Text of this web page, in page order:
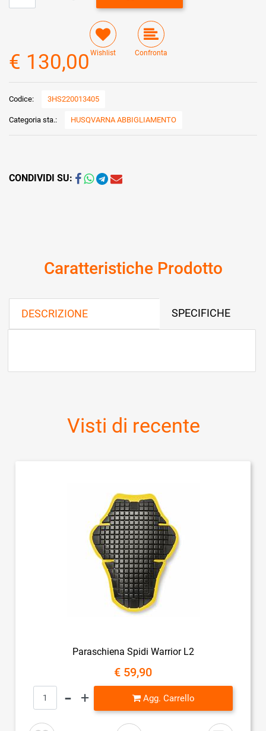
Wishlist Confronta
€ 130,00
Codice: 3HS220013405
Categoria sta.: HUSQVARNA ABBIGLIAMENTO
CONDIVIDI SU:
Caratteristiche Prodotto
DESCRIZIONE SPECIFICHE
Visti di recente
Paraschiena Spidi Warrior L2
€ 59,90
Quantità
Agg. Carrello